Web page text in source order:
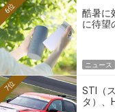
酷暑に
に待望
6位
ニュース
STI（
タ）、
7位